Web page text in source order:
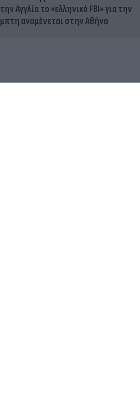
Αγγλία το «ελληνικό FBI» για την
αναμένεται στην Αθήνα